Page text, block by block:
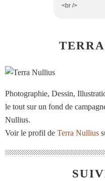
<br />
Photographie, Dessin,
le tout sur un fond de
Nullius.
Voir le profil de Terra Nullius